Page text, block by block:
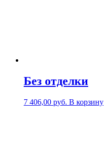
Без отделки
7 406,00 руб. В корзину